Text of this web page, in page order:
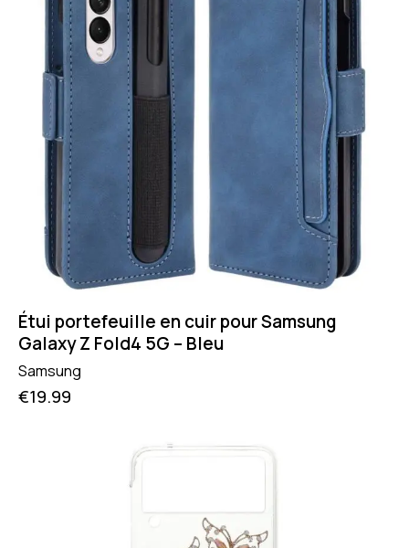
Étui portefeuille en cuir pour Samsung
Galaxy Z Fold4 5G – Bleu
Samsung
€19.99